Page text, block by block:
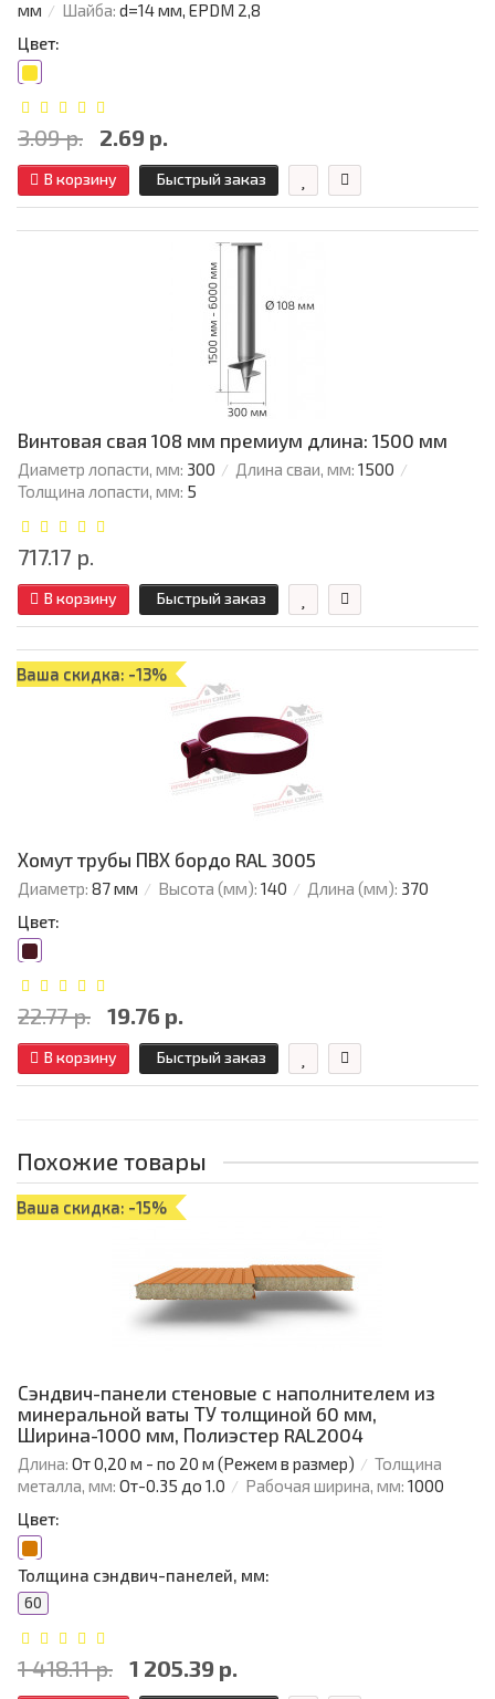
мм Шайба: d=14 мм, EPDM 2,8
Цвет:
3.09 р. 2.69 р.
В корзину Быстрый заказ
Винтовая свая 108 мм премиум длина: 1500 мм
Диаметр лопасти, мм: 300 Длина сваи, мм: 1500
Толщина лопасти, мм: 5
717.17 р.
В корзину Быстрый заказ
Ваша скидка: -13%
Хомут трубы ПВХ бордо RAL 3005
Диаметр: 87 мм Высота (мм): 140 Длина (мм): 370
Цвет:
22.77 р. 19.76 р.
В корзину Быстрый заказ
Похожие товары
Ваша скидка: -15%
Сэндвич-панели стеновые с наполнителем из
минеральной ваты ТУ толщиной 60 мм,
Ширина-1000 мм, Полиэстер RAL2004
Длина: От 0,20 м - по 20 м (Режем в размер)
Толщина
металла, мм: От-0.35 до 1.0 Рабочая ширина, мм: 1000
Цвет:
Толщина сэндвич-панелей, мм:
60
1 418.11 р. 1 205.39 р.